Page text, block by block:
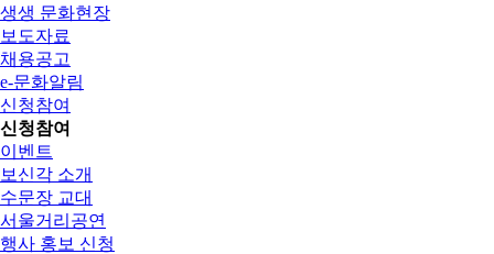
생생 문화현장
보도자료
채용공고
e-문화알림
신청참여
신청참여
이벤트
보신각 소개
수문장 교대
서울거리공연
행사 홍보 신청